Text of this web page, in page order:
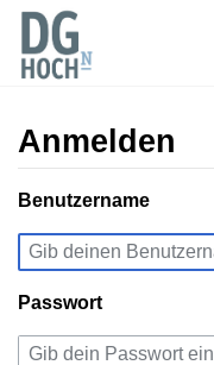
Anmelden
Wechseln zu:Navigation
Benutzername
Passwort